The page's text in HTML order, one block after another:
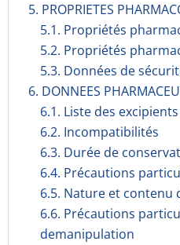
5. PROPRIETES
5.1. Propriétés
5.2. Propriétés
5.3. Données de
6. DONNEES
6.1. Liste des excipients
6.2. Incompati­bilités
6.3. Durée de
6.4. Précautions
6.5. Nature et contenu
6.6. Précautions
demanipulation